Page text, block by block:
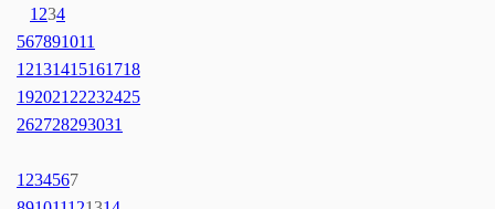
1 234
567891011
12131415161718
192021 22232425
262728293031
1 234567